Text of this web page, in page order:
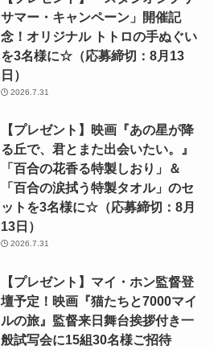
サマー・キャンペーン」開催記
念！オリジナル トトロの手ぬぐい
を3名様に☆（応募締切：8月13
日）
2026.7.31
【プレゼント】映画『あの星が降
る丘で、君とまた出会いたい。』
「百合の花香る特製しおり」＆
「百合の涙拭う特製タオル」のセ
ットを3名様に☆（応募締切：8月
13日）
2026.7.31
【プレゼント】マイ・ホン監督登
壇予定！映画『猫たちと7000マイ
ルの旅』監督来日舞台挨拶付き一
般試写会に15組30名様ご招待